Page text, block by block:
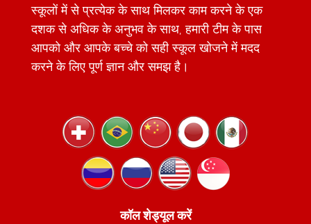
स्कूलों में से प्रत्येक के साथ मिलकर काम करने के एक
दशक से अधिक के अनुभव के साथ, हमारी टीम के पास
आपको और आपके बच्चे को सही स्कूल खोजने में मदद
करने के लिए पूर्ण ज्ञान और समझ है।
कॉल शेड्यूल करें